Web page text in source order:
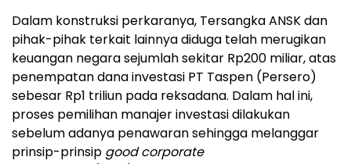
Dalam konstruksi perkaranya, Tersangka ANSK dan
pihak-pihak terkait lainnya diduga telah merugikan
keuangan negara sejumlah sekitar Rp200 miliar, atas
penempatan dana investasi PT Taspen (Persero)
sebesar Rp1 triliun pada reksadana. Dalam hal ini,
proses pemilihan manajer investasi dilakukan
sebelum adanya penawaran sehingga melanggar
prinsip-prinsip good corporate